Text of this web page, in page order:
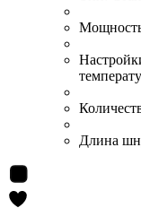
Длина